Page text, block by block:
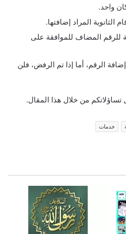
واحد.
الثانوية المراد إضافتها.
للرقم المضاف للموافقة على
الرقم، أما إذا تم الرفض، فلن
من خلال هذا المقال.
خدمات